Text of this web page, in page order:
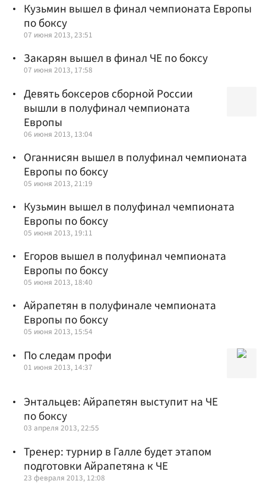
Кузьмин вышел в финал чемпионата Европы
по боксу
07 июня 2013, 23:51
Закарян вышел в финал ЧЕ по боксу
07 июня 2013, 17:58
Девять боксеров сборной России
вышли в полуфинал чемпионата
Европы
06 июня 2013, 13:04
Оганнисян вышел в полуфинал чемпионата
Европы по боксу
05 июня 2013, 21:19
Кузьмин вышел в полуфинал чемпионата
Европы по боксу
05 июня 2013, 19:11
Егоров вышел в полуфинал чемпионата
Европы по боксу
05 июня 2013, 18:40
Айрапетян в полуфинале чемпионата
Европы по боксу
05 июня 2013, 15:54
По следам профи
01 июня 2013, 14:37
Энтальцев: Айрапетян выступит на ЧЕ
по боксу
03 апреля 2013, 22:55
Тренер: турнир в Галле будет этапом
подготовки Айрапетяна к ЧЕ
23 февраля 2013, 12:08